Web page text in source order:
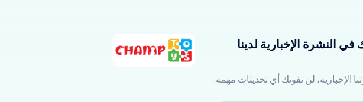
النشرة الإخبارية لدينا
الإخبارية، لن تفوتك أي تحديثات مهمة.